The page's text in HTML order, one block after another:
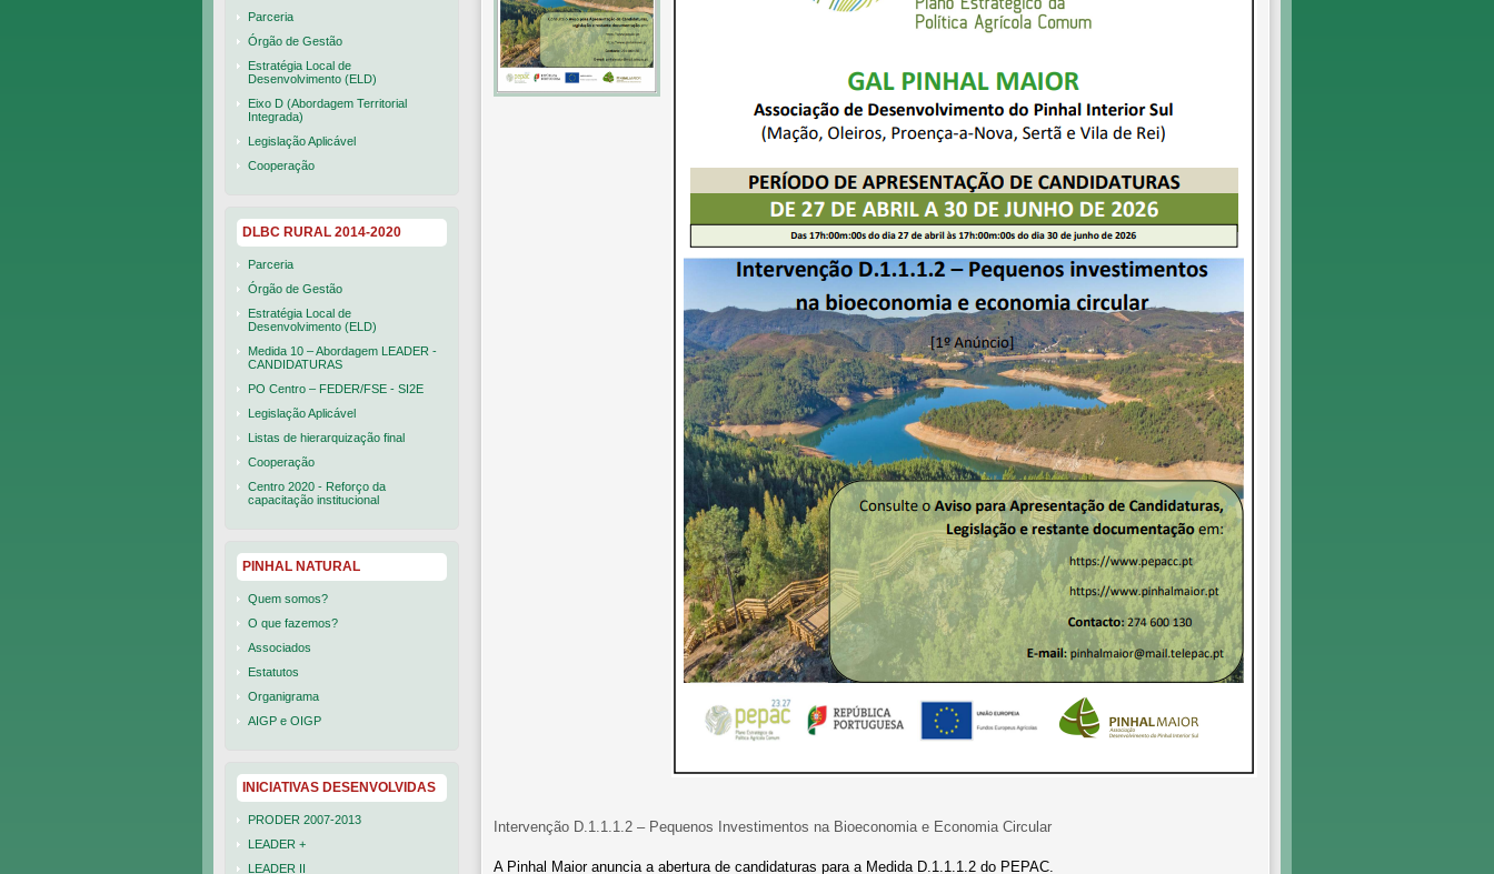
Parceria
Órgão de Gestão
Estratégia Local de
Desenvolvimento (ELD)
Eixo D (Abordagem Territorial
Integrada)
Legislação Aplicável
Cooperação
DLBC RURAL 2014-2020
Parceria
Órgão de Gestão
Estratégia Local de
Desenvolvimento (ELD)
Medida 10 – Abordagem LEADER -
CANDIDATURAS
PO Centro – FEDER/FSE - SI2E
Legislação Aplicável
Listas de hierarquização final
Cooperação
Centro 2020 - Reforço da
capacitação institucional
PINHAL NATURAL
Quem somos?
O que fazemos?
Associados
Estatutos
Organigrama
AIGP e OIGP
INICIATIVAS DESENVOLVIDAS
PRODER 2007-2013
LEADER +
LEADER II
Intervenção D.1.1.1.2 – Pequenos Investimentos na Bioeconomia e Economia Circular
A Pinhal Maior anuncia a abertura de candidaturas para a Medida D.1.1.1.2 do PEPAC.